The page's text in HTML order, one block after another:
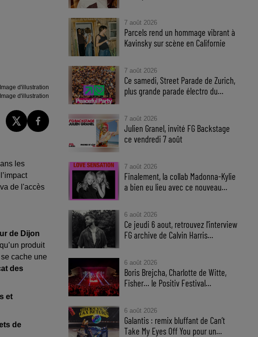
Image d'illustration
Image d'illustration
les
de l'accès
de Dijon
produit
cache une
des
et
de
7 août 2026
Parcels rend un hommage vibrant à
Kavinsky sur scène en Californie
7 août 2026
Ce samedi, Street Parade de Zurich,
plus grande parade électro du...
7 août 2026
Julien Granel, invité FG Backstage
ce vendredi 7 août
7 août 2026
Finalement, la collab Madonna-Kylie
a bien eu lieu avec ce nouveau...
6 août 2026
Ce jeudi 6 aout, retrouvez l'interview
FG archive de Calvin Harris...
6 août 2026
Boris Brejcha, Charlotte de Witte,
Fisher… le Positiv Festival...
6 août 2026
Galantis : remix bluffant de Can’t
Take My Eyes Off You pour un...